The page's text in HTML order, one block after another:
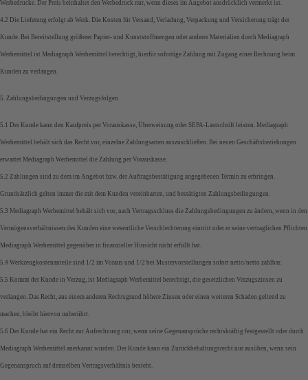
Werbedrucke. Der Preis beinhaltet den Werbedruck nur, wenn dieses im Angebot ausdrücklich vermerkt ist.
4.2 Die Lieferung erfolgt ab Werk. Die Kosten für Versand, Verladung, Verpackung und Versicherung trägt der
Kunde. Bei Bereitstellung größerer Papier- und Kunststoffmengen oder anderer Materialien durch Mediagraph
Werbemittel ist Mediagraph Werbemittel berechtigt, hierfür sofortige Zahlung mit Zugang einer Rechnung beim
Kunden zu verlangen.
5. Zahlungsbedingungen und Verzugsfolgen
5.1 Der Kunde kann den Kaufpreis per Vorauskasse, Überweisung oder SEPA-Lastschrift leisten. Mediagraph
Werbemittel behält sich das Recht vor, einzelne Zahlungsarten auszuschließen. Bei neuen Geschäftsbeziehungen
erwartet Mediagraph Werbemittel die Zahlung per Vorauskasse.
5.2 Zahlungen sind zu dem im Angebot bzw. der Auftragsbestätigung angegebenen Termin zu erbringen.
Grundsätzlich gelten immer die mit dem Kunden vereinbarten, und bestätigten Zahlungsbedingungen.
5.3 Mediagraph Werbemittel behält sich vor, nach Vertragsschluss die Zahlungsbedingungen zu ändern, wenn in den
Vermögensverhältnissen des Kunden eine wesentliche Verschlechterung eintritt oder er seine vertraglichen Pflichten
Mediagraph Werbemittel gegenüber in finanzieller Hinsicht nicht erfüllt hat.
5.4 Werkzeugkostenanteile sind 1/2 im Voraus und 1/2 bei Mustervorstellungen sofort netto/netto zahlbar.
5.5 Kommt der Kunde in Verzug, ist Mediagraph Werbemittel berechtigt, die gesetzlichen Verzugszinsen zu
verlangen. Das Recht, aus einem anderen Rechtsgrund höhere Zinsen oder einen weiteren Schaden geltend zu
machen, bleibt hiervon unberührt.
5.6 Der Kunde hat ein Recht zur Aufrechnung nur, wenn seine Gegenansprüche rechtskräftig festgestellt oder durch
Mediagraph Werbemittel anerkannt wurden. Der Kunde kann ein Zurückbehaltungsrecht nur ausüben, wenn sein
Gegenanspruch auf demselben Vertragsverhältnis besteht.